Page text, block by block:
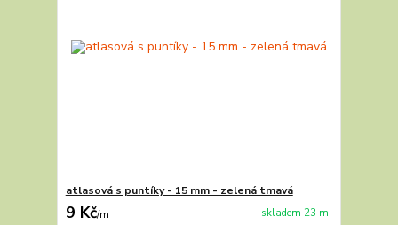
atlasová s puntíky - 15 mm - zelená tmavá
9 Kč/m skladem 23 m